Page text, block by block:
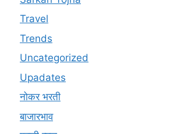
Travel
Trends
Uncategorized
Upadates
नोकर भरती
बाजारभाव